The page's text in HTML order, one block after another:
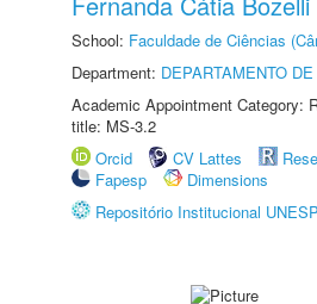
School: Faculdade de Ciências
Department: DEPARTAMENTO
Academic Appointment Category:
title: MS-3.2
Orcid
CV Lattes
Fapesp
Dimensions
Repositório Institucional UNESP